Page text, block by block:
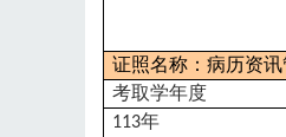
证照名称：病历资
考取学年度
113年